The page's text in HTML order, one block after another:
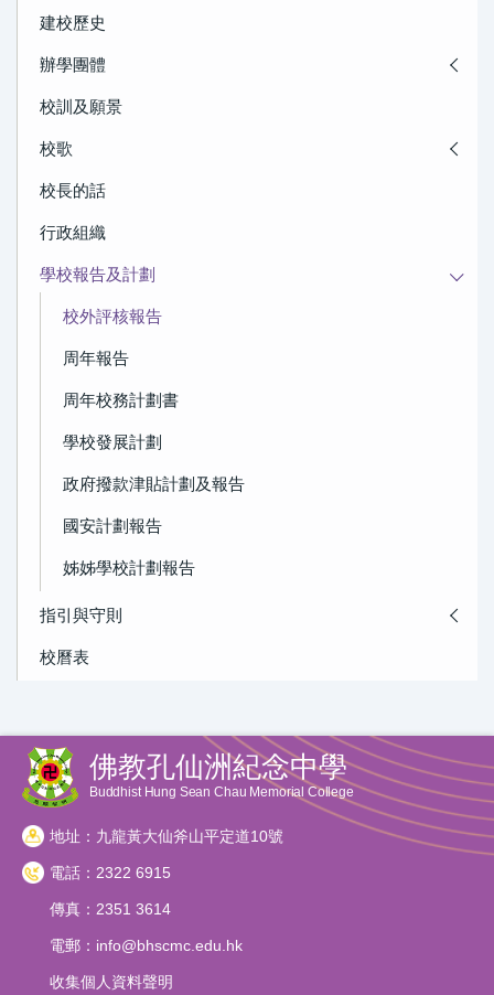
建校歷史
辦學團體
校訓及願景
校歌
校長的話
行政組織
學校報告及計劃
校外評核報告
周年報告
周年校務計劃書
學校發展計劃
政府撥款津貼計劃及報告
國安計劃報告
姊姊學校計劃報告
指引與守則
校曆表
佛教孔仙洲紀念中學
Buddhist Hung Sean Chau Memorial College
地址：九龍黃大仙斧山平定道10號
電話：2322 6915
傳真：2351 3614
電郵： info@bhscmc.edu.hk
收集個人資料聲明